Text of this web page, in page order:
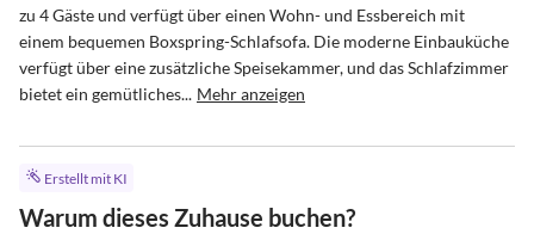
zu 4 Gäste und verfügt über einen Wohn- und Essbereich mit
einem bequemen Boxspring-Schlafsofa. Die moderne Einbauküche
verfügt über eine zusätzliche Speisekammer, und das Schlafzimmer
bietet ein gemütliches... Mehr anzeigen
Erstellt mit KI
Warum dieses Zuhause buchen?